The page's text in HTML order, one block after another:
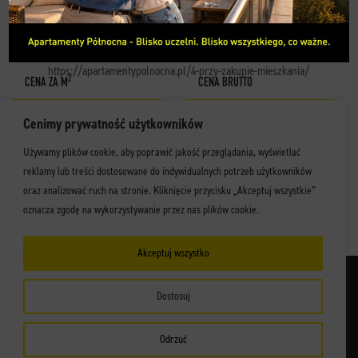
Cenimy prywatność użytkowników
Używamy plików cookie, aby poprawić jakość przeglądania, wyświetlać
reklamy lub treści dostosowane do indywidualnych potrzeb użytkowników
oraz analizować ruch na stronie. Kliknięcie przycisku „Akceptuj wszystkie”
oznacza zgodę na wykorzystywanie przez nas plików cookie.
Dostosuj
Odrzuć
Akceptuj wszystko
KONTAKT
KARTA MIESZKANIA
CENA ZA M2 CENA BRUTTO
PROSPEKT INFORMACYJNY - POBIERZ
UMÓW SIĘ NA SPOTKANIE
https://apartamentypolnocna.pl/4-przy-zakupie-mieszkania/
© Copyright 2021 Apartus
Prospekt informacyjny - etap II
Polityka prywatności